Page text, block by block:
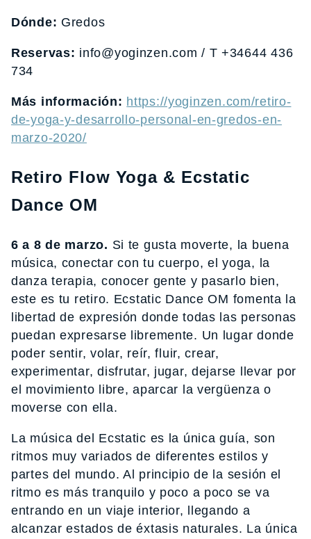
Dónde: Gredos
Reservas: info@yoginzen.com / T +34644 436
734
Más información: https://yoginzen.com/retiro-
de-yoga-y-desarrollo-personal-en-gredos-en-
marzo-2020/
Retiro Flow Yoga & Ecstatic
Dance OM
6 a 8 de marzo. Si te gusta moverte, la buena
música, conectar con tu cuerpo, el yoga, la
danza terapia, conocer gente y pasarlo bien,
este es tu retiro. Ecstatic Dance OM fomenta la
libertad de expresión donde todas las personas
puedan expresarse libremente. Un lugar donde
poder sentir, volar, reír, fluir, crear,
experimentar, disfrutar, jugar, dejarse llevar por
el movimiento libre, aparcar la vergüenza o
moverse con ella.
La música del Ecstatic es la única guía, son
ritmos muy variados de diferentes estilos y
partes del mundo. Al principio de la sesión el
ritmo es más tranquilo y poco a poco se va
entrando en un viaje interior, llegando a
alcanzar estados de éxtasis naturales. La única